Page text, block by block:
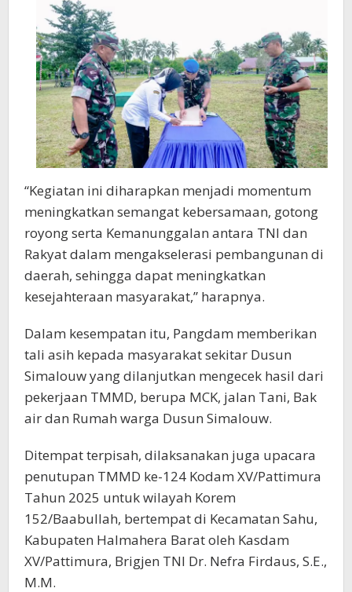
“Kegiatan ini diharapkan menjadi momentum
meningkatkan semangat kebersamaan, gotong
royong serta Kemanunggalan antara TNI dan
Rakyat dalam mengakselerasi pembangunan di
daerah, sehingga dapat meningkatkan
kesejahteraan masyarakat,” harapnya.
Dalam kesempatan itu, Pangdam memberikan
tali asih kepada masyarakat sekitar Dusun
Simalouw yang dilanjutkan mengecek hasil dari
pekerjaan TMMD, berupa MCK, jalan Tani, Bak
air dan Rumah warga Dusun Simalouw.
Ditempat terpisah, dilaksanakan juga upacara
penutupan TMMD ke-124 Kodam XV/Pattimura
Tahun 2025 untuk wilayah Korem
152/Baabullah, bertempat di Kecamatan Sahu,
Kabupaten Halmahera Barat oleh Kasdam
XV/Pattimura, Brigjen TNI Dr. Nefra Firdaus, S.E.,
M.M.